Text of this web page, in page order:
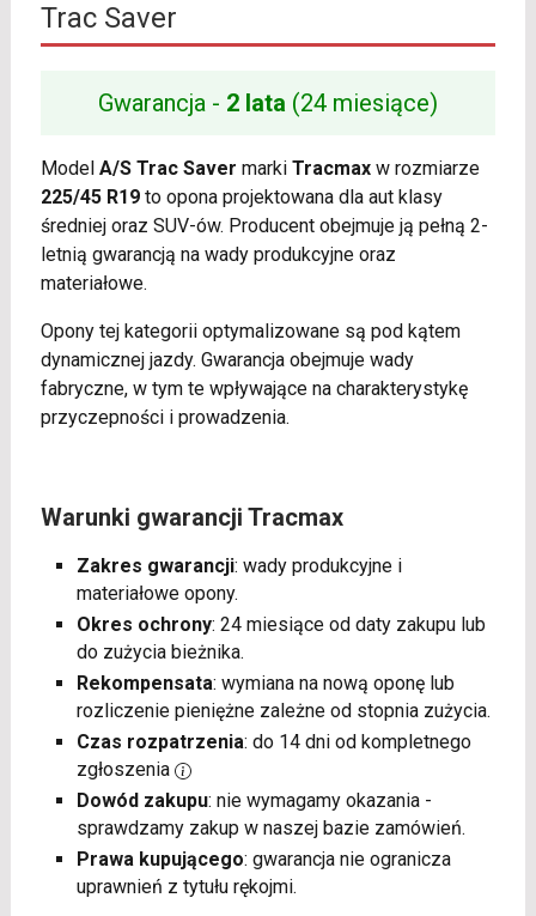
Trac Saver
Gwarancja - 2 lata (24 miesiące)
Model A/S Trac Saver marki Tracmaxw rozmiarze
225/45 R19to opona projektowana dla aut klasy
średniej oraz SUV-ów. Producent obejmuje ją pełną 2-
letnią gwarancją na wady produkcyjne oraz
materiałowe.
Opony tej kategorii optymalizowane są pod kątem
dynamicznej jazdy. Gwarancja obejmuje wady
fabryczne, w tym te wpływające na charakterystykę
przyczepności i prowadzenia.
Warunki gwarancji Tracmax
Zakres gwarancji: wady produkcyjne i
materiałowe opony.
Okres ochrony: 24 miesiące od daty zakupu lub
do zużycia bieżnika.
Rekompensata: wymiana na nową oponę lub
rozliczenie pieniężne zależne od stopnia zużycia.
Czas rozpatrzenia: do 14 dni od kompletnego
zgłoszenia
Dowód zakupu: nie wymagamy okazania -
sprawdzamy zakup w naszej bazie zamówień.
Prawa kupującego: gwarancja nie ogranicza
uprawnień z tytułu rękojmi.